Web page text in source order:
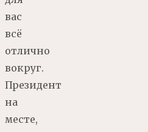
вас
всё
отлично
вокруг.
Президент
на
месте,